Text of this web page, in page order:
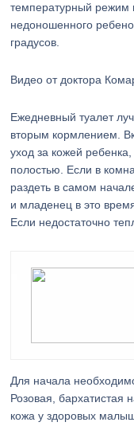
температурный режим
недоношенного
градусов.
Видео от доктора
Ежедневный туалет
вторым кормлением.
уход за кожей
полостью. Если в
раздеть в самом
и младенец в это
Если недостаточно
Для начала
Розовая,
кожа у здоровых